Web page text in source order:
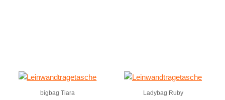
bigbag Tiara Ladybag Ruby